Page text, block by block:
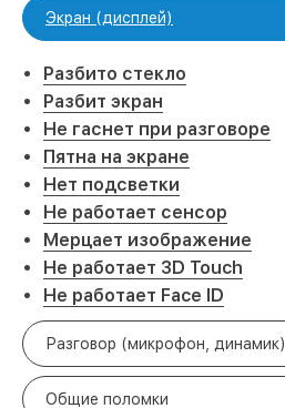
Экран (дисплей)
Разбито стекло
Разбит экран
Не гаснет при разговоре
Пятна на экране
Нет подсветки
Не работает сенсор
Мерцает изображение
Не работает 3D Touch
Не работает Face ID
Разговор (микрофон, динамик)
Общие поломки